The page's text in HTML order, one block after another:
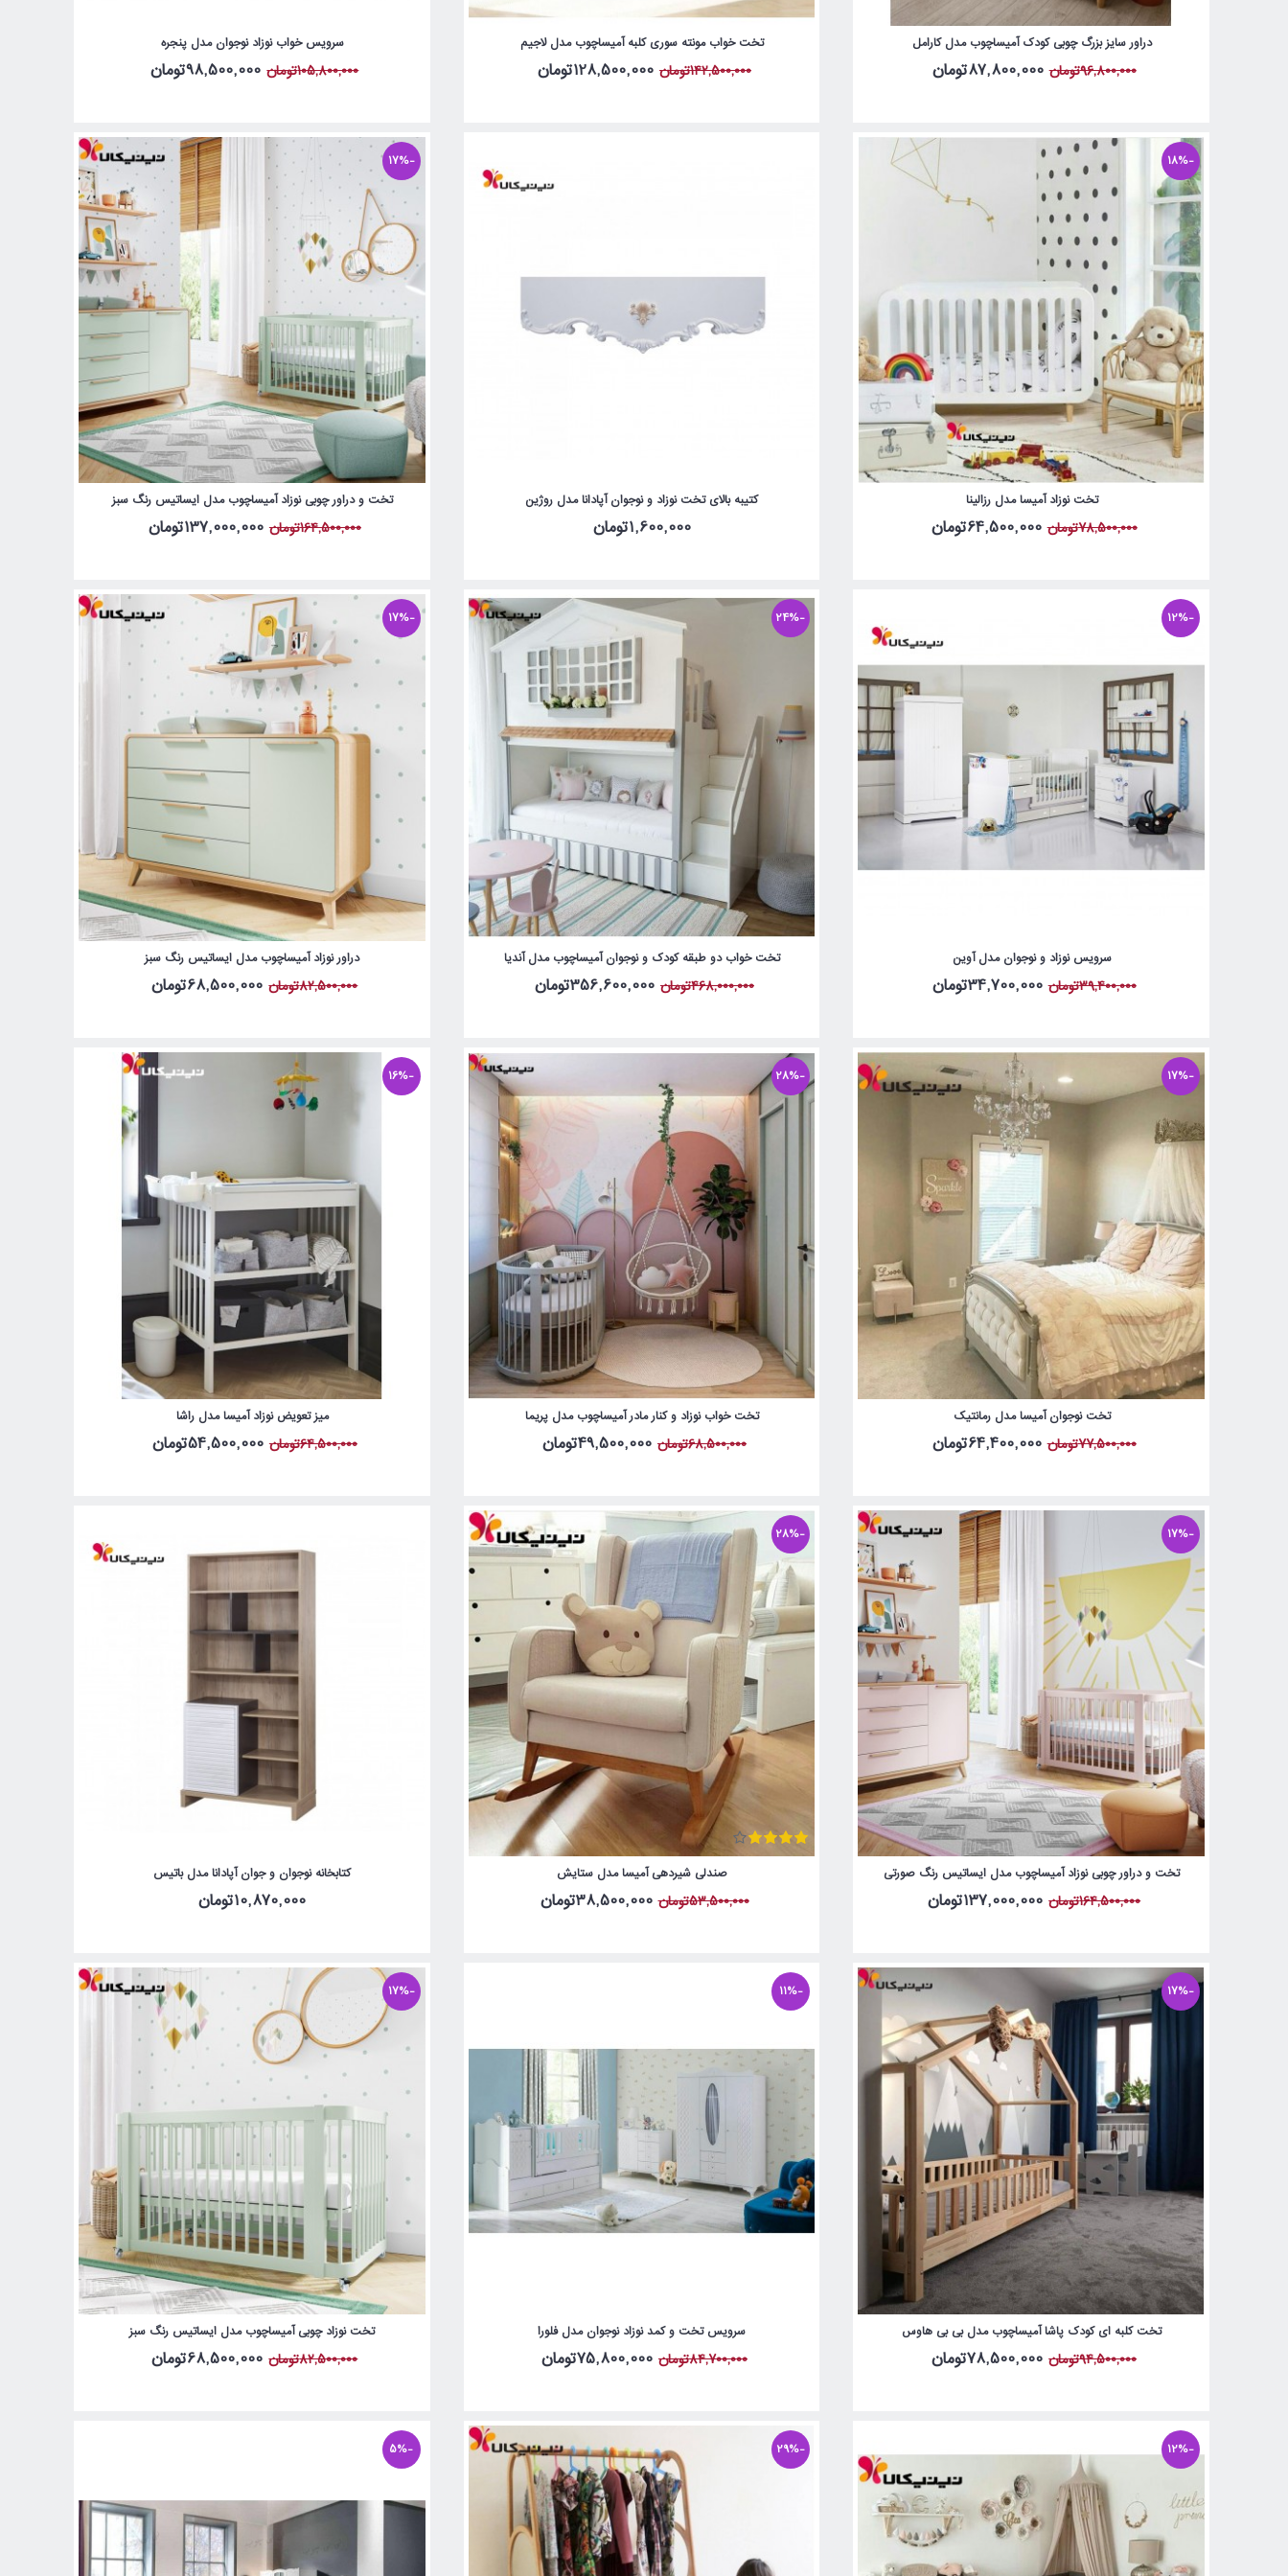
دراور سایز بزرگ چوبی کودک آمیساچوب مدل کارامل
96,800,000تومان 87,800,000تومان
تخت خواب مونته سوری کلبه آمیساچوب مدل لاجیم
142,500,000تومان 128,500,000تومان
سرویس خواب نوزاد نوجوان مدل پنجره
105,800,000تومان 98,500,000تومان
-18%
تخت نوزاد آمیسا مدل رزالینا
78,500,000تومان 64,500,000تومان
کتیبه بالای تخت نوزاد و نوجوان آپادانا مدل روژین
1,600,000تومان
-17%
تخت و دراور چوبی نوزاد آمیساچوب مدل ایساتیس رنگ سبز
164,500,000تومان 137,000,000تومان
-12%
سرویس نوزاد و نوجوان مدل آوین
39,400,000تومان 34,700,000تومان
-24%
تخت خواب دو طبقه کودک و نوجوان آمیساچوب مدل آندیا
468,000,000تومان 356,600,000تومان
-17%
دراور نوزاد آمیساچوب مدل ایساتیس رنگ سبز
82,500,000تومان 68,500,000تومان
-17%
تخت نوجوان آمیسا مدل رمانتیک
77,500,000تومان 64,400,000تومان
-28%
تخت خواب نوزاد و کنار مادر آمیساچوب مدل پریما
68,500,000تومان 49,500,000تومان
-16%
میز تعویض نوزاد آمیسا مدل راشا
64,500,000تومان 54,500,000تومان
-17%
تخت و دراور چوبی نوزاد آمیساچوب مدل ایساتیس رنگ صورتی
164,500,000تومان 137,000,000تومان
-28%
صندلی شیردهی آمیسا مدل ستایش
53,500,000تومان 38,500,000تومان
کتابخانه نوجوان و جوان آپادانا مدل باتیس
10,870,000تومان
-17%
تخت کلبه ای کودک پاشا آمیساچوب مدل بی بی هاوس
94,500,000تومان 78,500,000تومان
-11%
سرویس تخت و کمد نوزاد نوجوان مدل فلورا
84,700,000تومان 75,800,000تومان
-17%
تخت نوزاد چوبی آمیساچوب مدل ایساتیس رنگ سبز
82,500,000تومان 68,500,000تومان
-12%
-29%
-5%